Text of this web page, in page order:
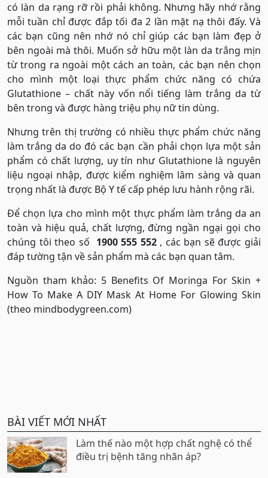
có làn da rạng rỡ rồi phải không. Nhưng hãy nhớ rằng
mỗi tuần chỉ được đắp tối đa 2 lần mặt nạ thôi đấy. Và
các bạn cũng nên nhớ nó chỉ giúp các bạn làm đẹp ở
bên ngoài mà thôi. Muốn sở hữu một làn da trắng mịn
từ trong ra ngoài một cách an toàn, các bạn nên chọn
cho mình một loại thực phẩm chức năng có chứa
Glutathione – chất này vốn nổi tiếng làm trắng da từ
bên trong và được hàng triệu phụ nữ tin dùng.
Nhưng trên thị trường có nhiều thực phẩm chức năng
làm trắng da do đó các bạn cần phải chọn lựa một sản
phẩm có chất lượng, uy tín như Glutathione là nguyên
liệu ngoại nhập, được kiểm nghiệm lâm sàng và quan
trọng nhất là được Bộ Y tế cấp phép lưu hành rộng rãi.
Để chọn lựa cho mình một thực phẩm làm trắng da an
toàn và hiệu quả, chất lượng, đừng ngần ngại gọi cho
chúng tôi theo số 1900 555 552 , các bạn sẽ được giải
đáp tường tận về sản phẩm mà các bạn quan tâm.
Nguồn tham khảo: 5 Benefits Of Moringa For Skin +
How To Make A DIY Mask At Home For Glowing Skin
(theo mindbodygreen.com)
BÀI VIẾT MỚI NHẤT
Làm thế nào một hợp chất nghệ có thể
điều trị bệnh tăng nhãn áp?